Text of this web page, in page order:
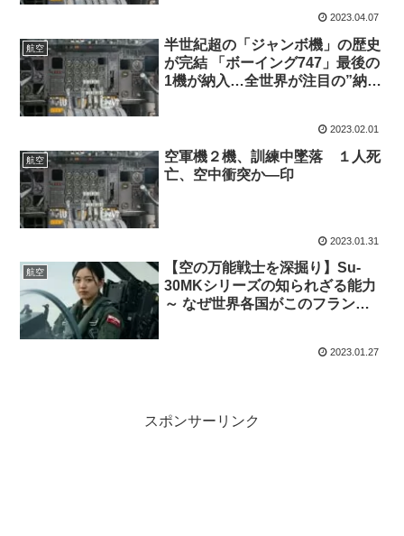
2023.04.07
航空
半世紀超の「ジャンボ機」の歴史
が完結 「ボーイング747」最後の
1機が納入…全世界が注目の”納入
2023.02.01
航空
空軍機２機、訓練中墜落 １人死
亡、空中衝突か―印
2023.01.31
航空
【空の万能戦士を深掘り】Su-
30MKシリーズの知られざる能力
～ なぜ世界各国がこのフランカ
2023.01.27
スポンサーリンク